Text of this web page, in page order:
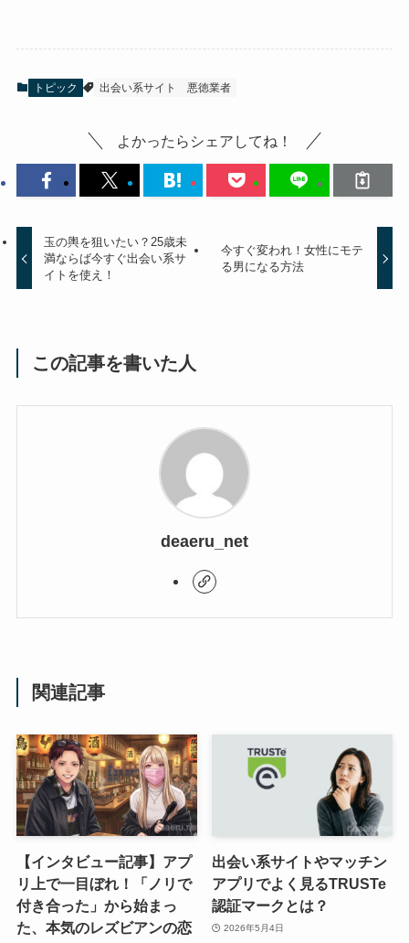
トピック 出会い系サイト 悪徳業者
よかったらシェアしてね！
玉の輿を狙いたい？25歳未
満ならば今すぐ出会い系サ
イトを使え！
今すぐ変われ！女性にモテ
る男になる方法
この記事を書いた人
deaeru_net
関連記事
【インタビュー記事】アプ
リ上で一目ぼれ！「ノリで
付き合った」から始まっ
た、本気のレズビアンの恋
出会い系サイトやマッチン
アプリでよく見るTRUSTe
認証マークとは？
2026年5月4日